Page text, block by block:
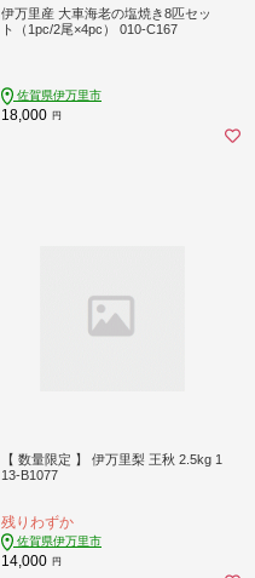
伊万里産 大車海老の塩焼き8匹セッ
ト（1pc/2尾×4pc） 010-C167
佐賀県伊万里市
18,000 円
【 数量限定 】 伊万里梨 王秋 2.5kg 1
13-B1077
残りわずか
佐賀県伊万里市
14,000 円